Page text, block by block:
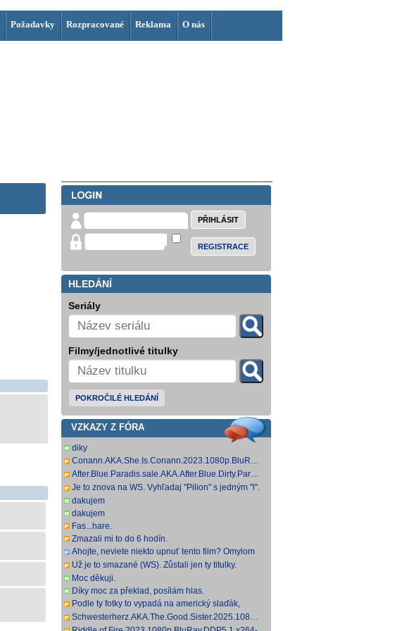
Požadavky Rozpracované Reklama O nás
REGISTRACE
HLEDÁNÍ
Seriály
Filmy/jednotlivé titulky
POKROČILÉ HLEDÁNÍ
VZKAZY Z FÓRA
diky
Conann.AKA.She.Is.Conann.2023.1080p.BluRay.DDP5.1.x264-
SbR [14,53 GB]
SbR [15,19 GB]
Je to znova na WS. Vyhľadaj "Pilion" s jedným "l".
dakujem
dakujem
Fas...hare.
Zmazali mi to do 6 hodín.
Ahojte, neviete niekto upnuť tento film? Omylom
som ho vymazal a neviem ho nikde nájsť. Robil
som na
Už je to smazané (WS). Zůstali jen ty titulky.
Moc děkuji.
Díky moc za překlad, posílám hlas.
Podle ty fotky to vypadá na americký slaďák,
ovšem opak je pravdou..... Kdysi jsem četl i
Schwesterherz.AKA.The.Good.Sister.2025.1080p.AMZN.WEB-
DL.DDP5.1.H.264-cinepth [5,88 GB] Nemecké